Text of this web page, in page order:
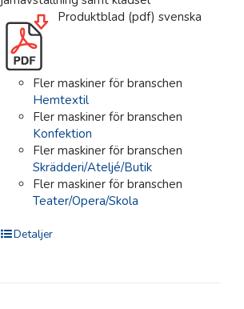
Produktblad (pdf) svenska
Fler maskiner för branschen
Hemtextil
Fler maskiner för branschen
Konfektion
Fler maskiner för branschen
Skrädderi/Ateljé/Butik
Fler maskiner för branschen
Teater/Opera/Skola
Detaljer